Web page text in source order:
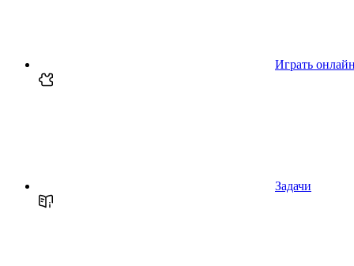
Играть онлайн
Задачи